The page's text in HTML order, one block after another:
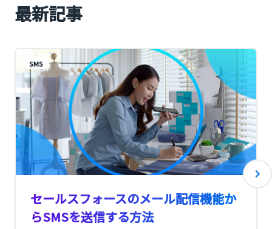
最新記事
SMS
セールスフォースのメール配信機能か
らSMSを送信する方法